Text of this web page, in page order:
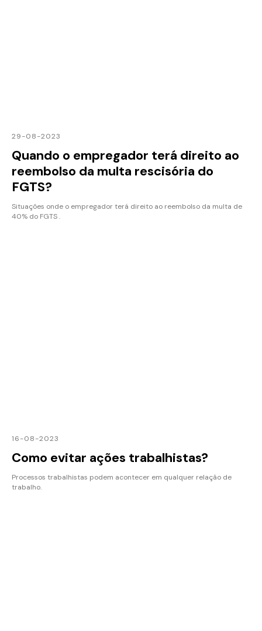
29-08-2023
Quando o empregador terá direito ao
reembolso da multa rescisória do
FGTS?
Situações onde o empregador terá direito ao reembolso da multa de
40% do FGTS .
16-08-2023
Como evitar ações trabalhistas?
Processos trabalhistas podem acontecer em qualquer relação de
trabalho.